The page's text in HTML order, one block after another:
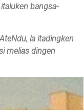
bangsa-
la itadingken
melias dingen